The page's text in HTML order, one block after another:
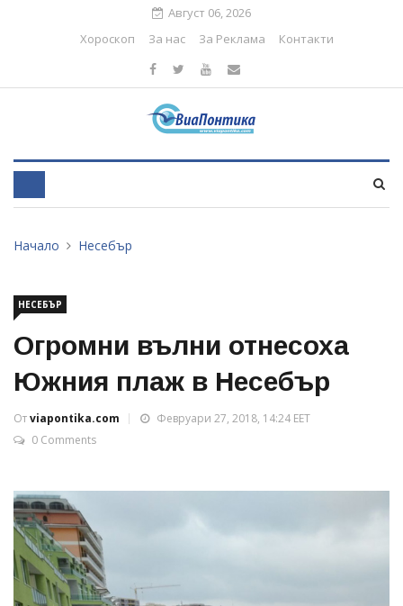
Август 06, 2026
Хороскоп
За нас За Реклама Контакти
Начало Несебър
НЕСЕБЪР
Огромни вълни отнесоха
Южния плаж в Несебър
Отviapontika.com
Февруари 27, 2018, 14:24 EET
0 Comments